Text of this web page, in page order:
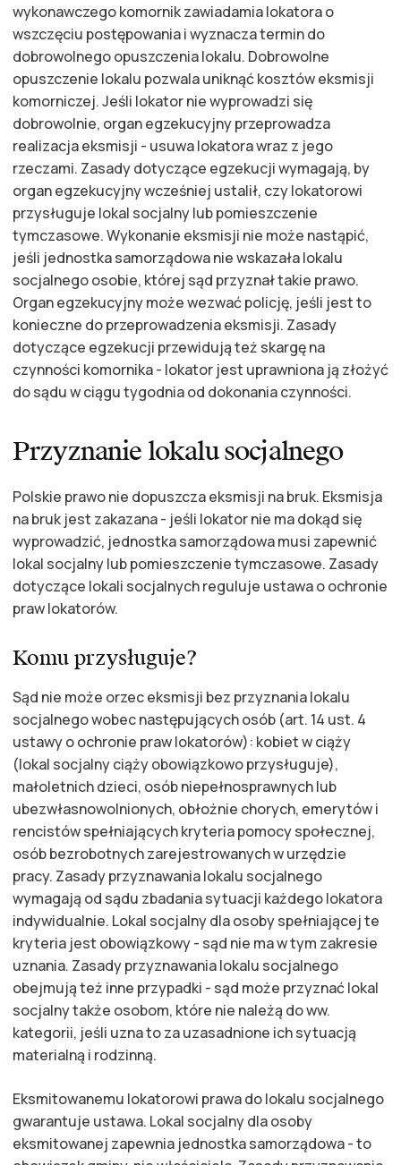
wykonawczego komornik zawiadamia lokatora o
wszczęciu postępowania i wyznacza termin do
dobrowolnego opuszczenia lokalu. Dobrowolne
opuszczenie lokalu pozwala uniknąć kosztów eksmisji
komorniczej. Jeśli lokator nie wyprowadzi się
dobrowolnie, organ egzekucyjny przeprowadza
realizacja eksmisji - usuwa lokatora wraz z jego
rzeczami. Zasady dotyczące egzekucji wymagają, by
organ egzekucyjny wcześniej ustalił, czy lokatorowi
przysługuje lokal socjalny lub pomieszczenie
tymczasowe. Wykonanie eksmisji nie może nastąpić,
jeśli jednostka samorządowa nie wskazała lokalu
socjalnego osobie, której sąd przyznał takie prawo.
Organ egzekucyjny może wezwać policję, jeśli jest to
konieczne do przeprowadzenia eksmisji. Zasady
dotyczące egzekucji przewidują też skargę na
czynności komornika - lokator jest uprawniona ją złożyć
do sądu w ciągu tygodnia od dokonania czynności.
Przyznanie lokalu socjalnego
Polskie prawo nie dopuszcza eksmisji na bruk. Eksmisja
na bruk jest zakazana - jeśli lokator nie ma dokąd się
wyprowadzić, jednostka samorządowa musi zapewnić
lokal socjalny lub pomieszczenie tymczasowe. Zasady
dotyczące lokali socjalnych reguluje ustawa o ochronie
praw lokatorów.
Komu przysługuje?
Sąd nie może orzec eksmisji bez przyznania lokalu
socjalnego wobec następujących osób (art. 14 ust. 4
ustawy o ochronie praw lokatorów): kobiet w ciąży
(lokal socjalny ciąży obowiązkowo przysługuje),
małoletnich dzieci, osób niepełnosprawnych lub
ubezwłasnowolnionych, obłożnie chorych, emerytów i
rencistów spełniających kryteria pomocy społecznej,
osób bezrobotnych zarejestrowanych w urzędzie
pracy. Zasady przyznawania lokalu socjalnego
wymagają od sądu zbadania sytuacji każdego lokatora
indywidualnie. Lokal socjalny dla osoby spełniającej te
kryteria jest obowiązkowy - sąd nie ma w tym zakresie
uznania. Zasady przyznawania lokalu socjalnego
obejmują też inne przypadki - sąd może przyznać lokal
socjalny także osobom, które nie należą do ww.
kategorii, jeśli uzna to za uzasadnione ich sytuacją
materialną i rodzinną.
Eksmitowanemu lokatorowi prawa do lokalu socjalnego
gwarantuje ustawa. Lokal socjalny dla osoby
eksmitowanej zapewnia jednostka samorządowa - to